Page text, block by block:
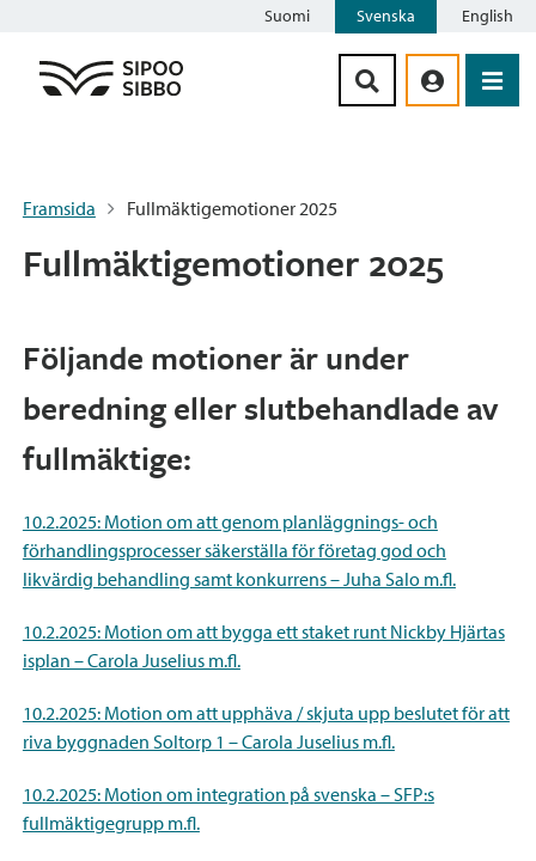
Suomi Svenska English
Framsida Fullmäktigemotioner 2025
Fullmäktigemotioner 2025
Följande motioner är under
beredning eller slutbehandlade av
fullmäktige:
10.2.2025: Motion om att genom planläggnings- och
förhandlingsprocesser säkerställa för företag god och
likvärdig behandling samt konkurrens – Juha Salo m.fl.
10.2.2025: Motion om att bygga ett staket runt Nickby Hjärtas
isplan – Carola Juselius m.fl.
10.2.2025: Motion om att upphäva / skjuta upp beslutet för att
riva byggnaden Soltorp 1 – Carola Juselius m.fl.
10.2.2025: Motion om integration på svenska – SFP:s
fullmäktigegrupp m.fl.